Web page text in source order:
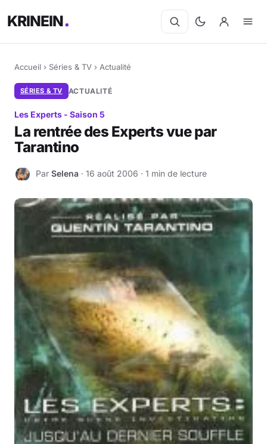
KRINEIN
Accueil › Séries & TV › Actualité
SÉRIES & TV ACTUALITÉ
Les Experts - Saison 5
La rentrée des Experts vue par
Tarantino
S Par Selena · 16 août 2006 · 1 min de lecture